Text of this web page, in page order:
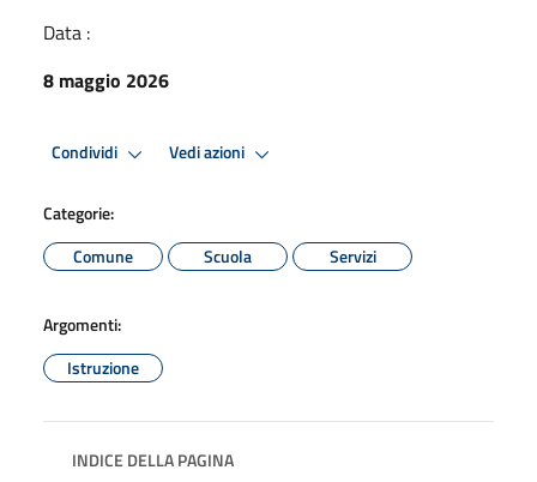
Data :
8 maggio 2026
Condividi Vedi azioni
Categorie:
Comune
Scuola Servizi
Argomenti:
Istruzione
INDICE DELLA PAGINA